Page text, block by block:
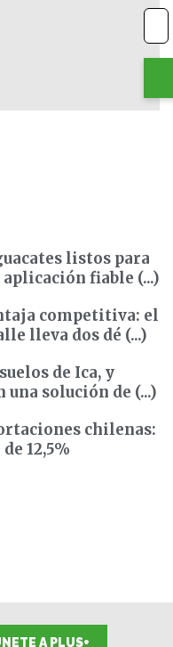
listos para
fiable (...)
competitiva: el
lleva dos dé (...)
de Ica, y
solución de (...)
chilenas:
12,5%
A PLUS+